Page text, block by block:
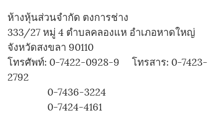
ห้างหุ้นส่วนจำกัด ตงการช่าง
333/27 หมู่ 4 ตำบลคลองแห อำเภอหาดใหญ่
จังหวัดสงขลา 90110
โทรศัพท์: 0-7422-0928-9 โทรสาร: 0-7423-
2792
0-7436-3224
0-7424-4161